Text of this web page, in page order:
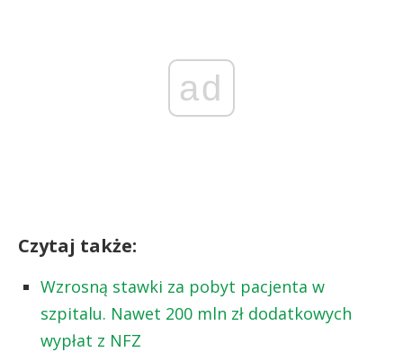
ad
Czytaj także:
Wzrosną stawki za pobyt pacjenta w
szpitalu. Nawet 200 mln zł dodatkowych
wypłat z NFZ